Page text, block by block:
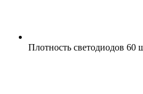
Плотность светодиодов 60